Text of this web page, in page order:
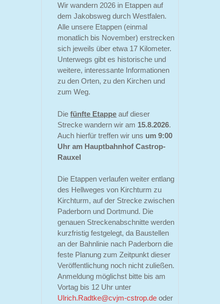
Wir wandern 2026 in Etappen auf
dem Jakobsweg durch Westfalen.
Alle unsere Etappen (einmal
monatlich bis November) erstrecken
sich jeweils über etwa 17 Kilometer.
Unterwegs gibt es historische und
weitere, interessante Informationen
zu den Orten, zu den Kirchen und
zum Weg.
Diefünfte Etappe auf dieser
Strecke wandern wir am 15.8.2026.
Auch hierfür treffen wir uns um 9:00
Uhr am Hauptbahnhof Castrop-
Rauxel
Die Etappen verlaufen weiter entlang
des Hellweges von Kirchturm zu
Kirchturm, auf der Strecke zwischen
Paderborn und Dortmund. Die
genauen Streckenabschnitte werden
kurzfristig festgelegt, da Baustellen
an der Bahnlinie nach Paderborn die
feste Planung zum Zeitpunkt dieser
Veröffentlichung noch nicht zuließen.
Anmeldung möglichst bitte bis am
Vortag bis 12 Uhr unter
Ulrich.Radtke@cvjm-cstrop.de oder